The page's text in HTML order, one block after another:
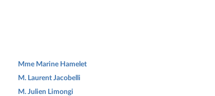
Mme Marine Hamelet
M. Laurent Jacobelli
M. Julien Limongi